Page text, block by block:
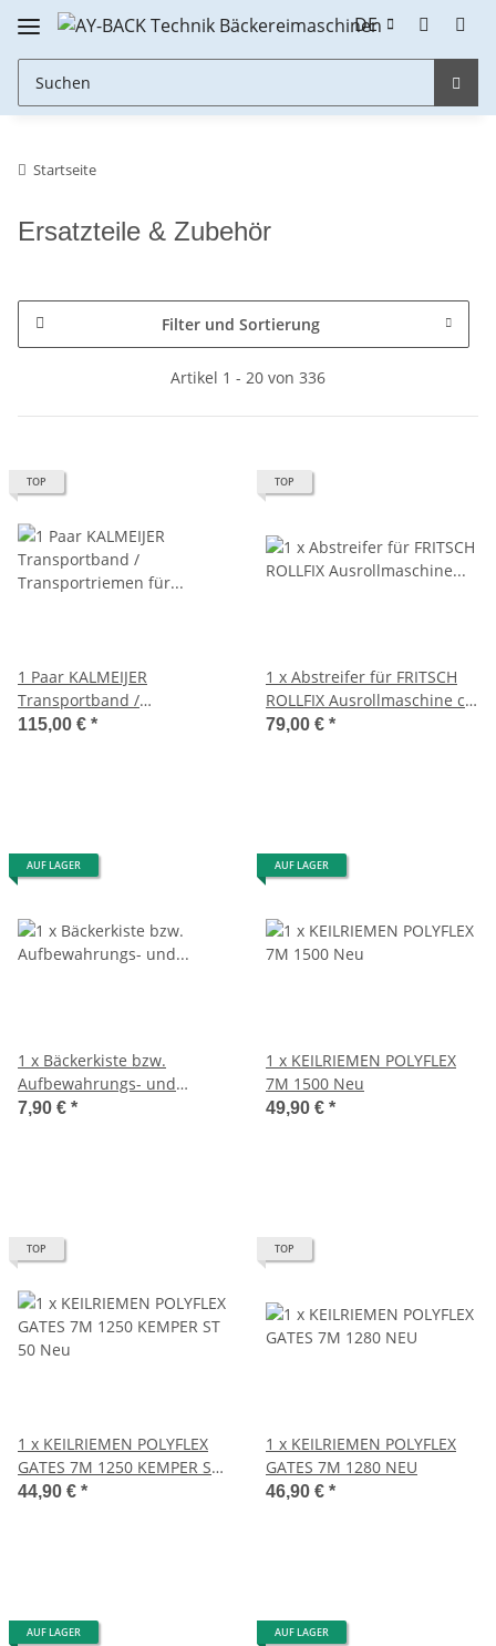
DE
Startseite
Ersatzteile & Zubehör
Filter und Sortierung
Artikel 1 - 20 von 336
TOP
1 Paar KALMEIJER
Transportband /
Transportriemen für
115,00 € *
TOP
1 x Abstreifer für FRITSCH
ROLLFIX Ausrollmaschine ca.
62 cm breit
79,00 € *
AUF LAGER
1 x Bäckerkiste bzw.
Aufbewahrungs- und
Transportkiste ca. 49 x 70 x
7,90 € *
AUF LAGER
1 x KEILRIEMEN POLYFLEX
7M 1500 Neu
49,90 € *
TOP
1 x KEILRIEMEN POLYFLEX
GATES 7M 1250 KEMPER ST
50 Neu
44,90 € *
TOP
1 x KEILRIEMEN POLYFLEX
GATES 7M 1280 NEU
46,90 € *
AUF LAGER AUF LAGER